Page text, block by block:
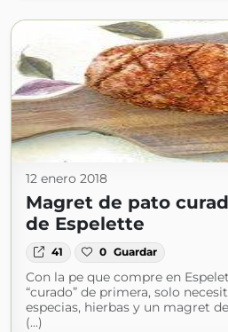
12 enero 2018
Magret de pato
de Espelette
41 0 Guardar
Con la pe que compre en
“curado” de primera, solo
especias, hierbas y un magret
(...)